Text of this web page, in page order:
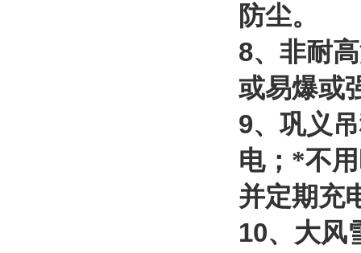
防尘。
8、非耐
或易爆或
9、巩义
电；*不
并定期充
10、大风